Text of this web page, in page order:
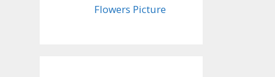
Flowers Picture